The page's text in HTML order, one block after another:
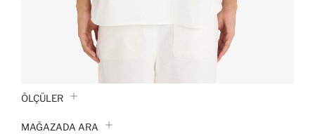
ÖLÇÜLER
MAĞAZADA ARA